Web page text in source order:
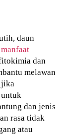
daun
manfaat
dan
melawan
jika
dan jenis
rasa tidak
atau